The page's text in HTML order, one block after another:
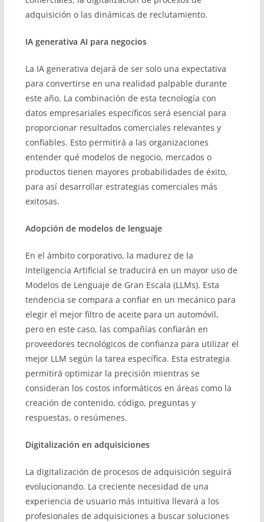
adquisición o las dinámicas de reclutamiento.
IA generativa AI para negocios
La IA generativa dejará de ser solo una expectativa
para convertirse en una realidad palpable durante
este año. La combinación de esta tecnología con
datos empresariales específicos será esencial para
proporcionar resultados comerciales relevantes y
confiables. Esto permitirá a las organizaciones
entender qué modelos de negocio, mercados o
productos tienen mayores probabilidades de éxito,
para así desarrollar estrategias comerciales más
exitosas.
Adopción de modelos de lenguaje
En el ámbito corporativo, la madurez de la
Inteligencia Artificial se traducirá en un mayor uso de
Modelos de Lenguaje de Gran Escala (LLMs). Esta
tendencia se compara a confiar en un mecánico para
elegir el mejor filtro de aceite para un automóvil,
pero en este caso, las compañías confiarán en
proveedores tecnológicos de confianza para utilizar el
mejor LLM según la tarea específica. Esta estrategia
permitirá optimizar la precisión mientras se
consideran los costos informáticos en áreas como la
creación de contenido, código, preguntas y
respuestas, o resúmenes.
Digitalización en adquisiciones
La digitalización de procesos de adquisición seguirá
evolucionando. La creciente necesidad de una
experiencia de usuario más intuitiva llevará a los
profesionales de adquisiciones a buscar soluciones